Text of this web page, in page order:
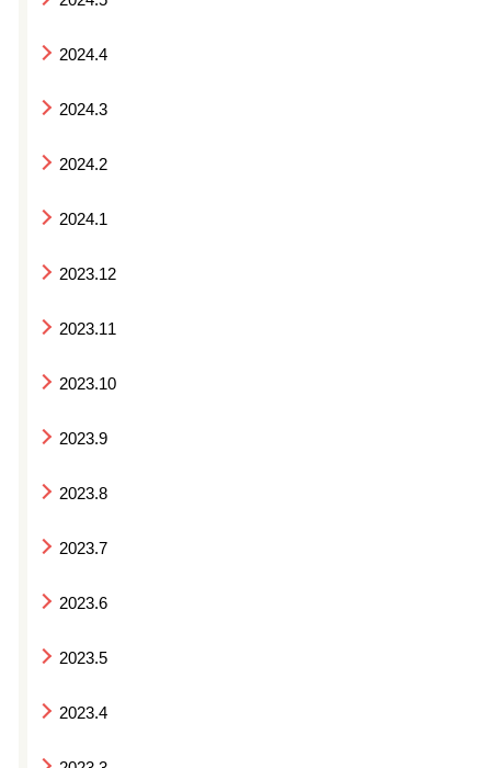
2024.4
2024.3
2024.2
2024.1
2023.12
2023.11
2023.10
2023.9
2023.8
2023.7
2023.6
2023.5
2023.4